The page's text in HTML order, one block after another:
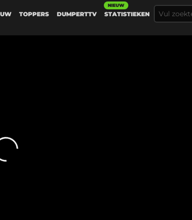
TOPPERS DUMPERTTV STATISTIEKEN
NIEUW